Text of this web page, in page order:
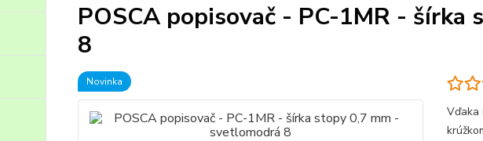
POSCA popisovač - PC-1MR -
8
Novinka
Vďaka